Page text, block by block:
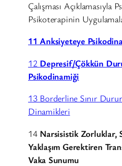
Çalışması Açıklamasıyla
Psikoterapinin
11 Anksiyeteye
12 Depresif/Çökkün
Psikodinamiği
13 Borderline Sınır
Dinamikleri
14 Narsisistik Zorluklar,
Yaklaşım Gerektiren
Vaka Sunumu